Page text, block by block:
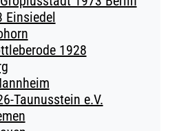
Einsiedel
1928
Taunusstein e.V.